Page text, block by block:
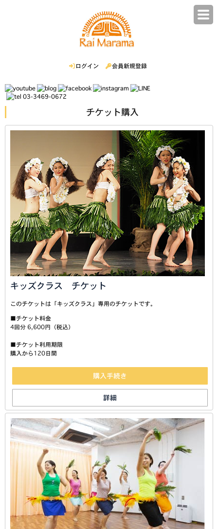
ログイン 会員新規登録
03-3469-0672
チケット購入
キッズクラス チケット
このチケットは「キッズクラス」専用のチケットです。
■チケット料金
4回分 6,600円（税込）
■チケット利用期限
購入から120日間
購入手続き
詳細